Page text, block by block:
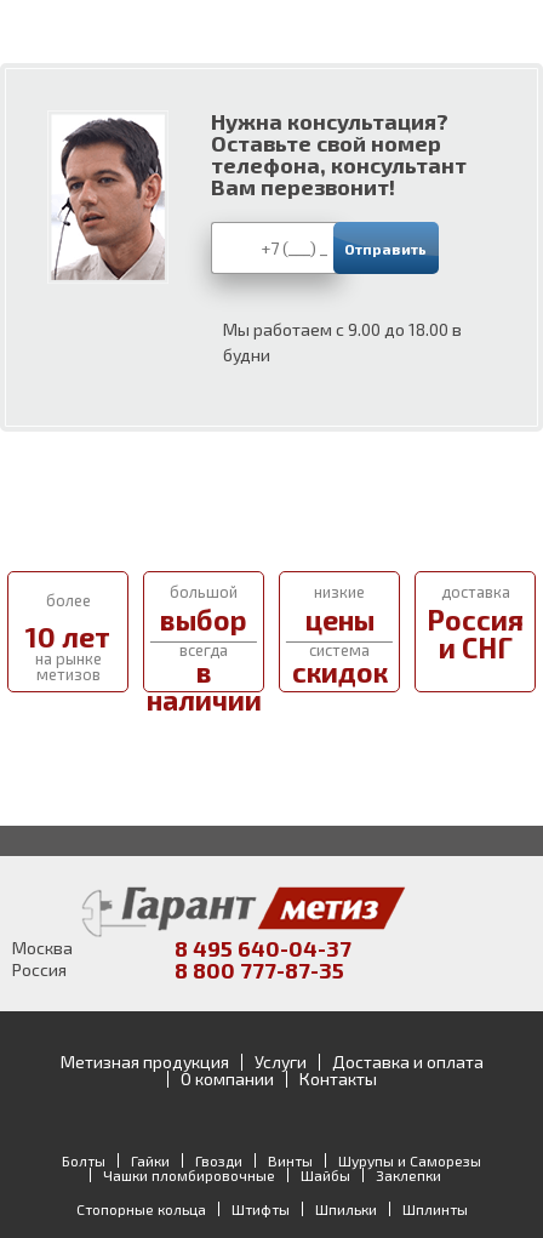
Нужна консультация?
Оставьте свой номер
телефона, консультант
Вам перезвонит!
Мы работаем с 9.00 до 18.00 в
будни
более
10 лет
на рынке
метизов
большой
выбор
всегда
в
наличии
низкие
цены
система
скидок
доставка
Россия
и СНГ
Москва 8 495 640-04-37
Россия 8 800 777-87-35
Метизная продукция Услуги
Доставка и оплата
О компании
Контакты
Болты Гайки Гвозди Винты
Шурупы и Саморезы
Чашки пломбировочные
Шайбы
Заклепки
Стопорные кольца
Штифты Шпильки Шплинты